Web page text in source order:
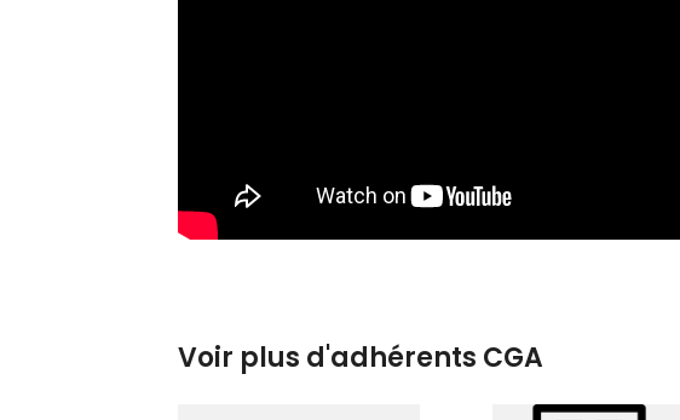
Voir plus d'adhérents CGA